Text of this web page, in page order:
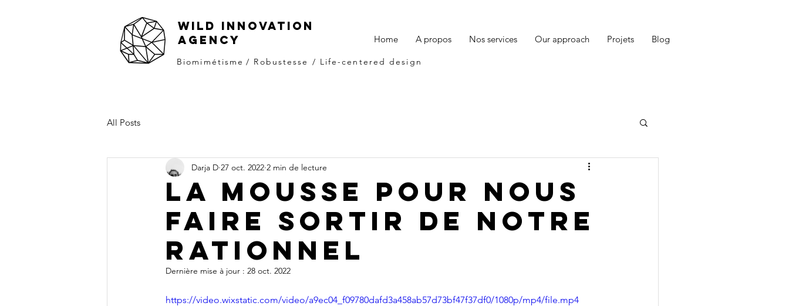
Home A propos Nos services Our approach Projets Blog
WILD INNOVATION
AGENCY
Biomimétisme / Robustesse / Life-centered design
All Posts
LA MOUSSE POUR NOUS
FAIRE SORTIR DE NOTRE
RATIONNEL
Darja D 27 oct. 2022 2 min de lecture
Dernière mise à jour : 28 oct. 2022
https://video.wixstatic.com/video/a9ec04_f09780dafd3a458ab57d73bf47f37df0/1080p/mp4/file.mp4